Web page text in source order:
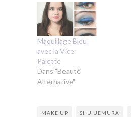
Maquillage Bleu
avec la Vice
Palette
Dans "Beauté
Alternative"
MAKE UP SHU UEMURA